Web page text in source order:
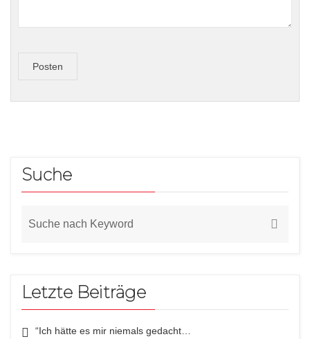
Posten
Suche
Letzte Beiträge
“Ich hätte es mir niemals gedacht…